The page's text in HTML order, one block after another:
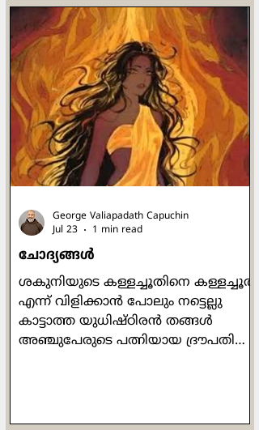
പുരുഷനും സ്ത്രീയുമായി സൃഷ്ടിച്ചു
എന്നാണ് ഉല്പത്തി പുസ്തകത്തിൻ്റെ
വെളിപാട്. പുരുഷനെയും
സ്ത്രീയെയും തൻ്റെ
ഛായാസാദൃശ്യങ്ങളിൽ ദൈവം
സൃഷ്‌ടിച്ചിട്ടുണ്ടെങ്കിൽ പുരുഷനും
സ്ത്രീയും ഒരേപോലെയും
സമനന്വിതമായും ദൈവ
പ്രതിഛായകൾതന്നെ. സത്യത്തിൽ
പുരുഷത്വവും സ്ത്രീ
ചോദ്യങ്ങൾ
ശകുനിയുടെ കള്ളച്ചൂതിനെ കള്ളച്ചൂത്
എന്ന് വിളിക്കാൻ പോലും നട്ടെല്ലു
കാട്ടാത്ത യുധിഷ്ഠിരൻ തങ്ങൾ
അഞ്ചുപേരുടെ പത്നിയായ ദ്രൗപതിയെ
George Valiapadath Capuchin
Jul 23
1 min read